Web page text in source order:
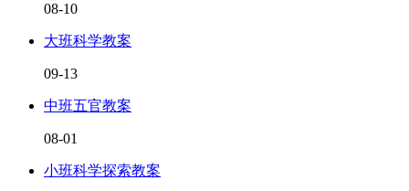
08-10
大班科学教案
09-13
中班五官教案
08-01
小班科学探索教案